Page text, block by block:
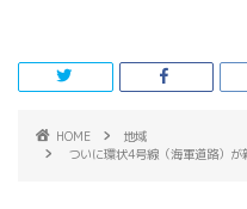
HOME
地域
ついに環状4号線（海軍道路）